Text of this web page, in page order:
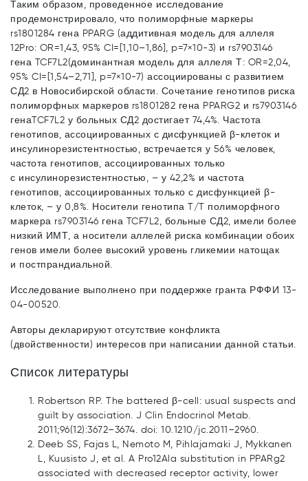
Таким образом, проведенное исследование
продемонстрировало, что полиморфные маркеры
rs1801284 гена PPARG (аддитивная модель для аллеля
12Pro: OR=1,43, 95% CI=[1,10–1,86], p=7×10-3) и rs7903146
гена TCF7L2(доминантная модель для аллеля Т: OR=2,04,
95% CI=[1,54–2,71], p=7×10-7) ассоциированы с развитием
СД2 в Новосибирской области. Сочетание генотипов риска
полиморфных маркеров rs1801282 гена PPARG2 и rs7903146
генаTCF7L2 у больных СД2 достигает 74,4%. Частота
генотипов, ассоциированных с дисфункцией β-клеток и
инсулинорезистентностью, встречается у 56% человек,
частота генотипов, ассоциированных только
с инсулинорезистентностью, – у 42,2% и частота
генотипов, ассоциированных только с дисфункцией β-
клеток, – у 0,8%. Носители генотипа T/T полиморфного
маркера rs7903146 гена TCF7L2, больные СД2, имели более
низкий ИМТ, а носители аллелей риска комбинации обоих
генов имели более высокий уровень гликемии натощак
и постпрандиальной.
Исследование выполнено при поддержке гранта РФФИ 13-
04-00520.
Авторы декларируют отсутствие конфликта
(двойственности) интересов при написании данной статьи.
Список литературы
Robertson RP. The battered β-cell: usual suspects and
guilt by association. J Clin Endocrinol Metab.
2011;96(12):3672–3674. doi: 10.1210/jc.2011–2960.
Deeb SS, Fajas L, Nemoto M, Pihlajamaki J, Mykkanen
L, Kuusisto J, et al. A Pro12Ala substitution in PPARg2
associated with decreased receptor activity, lower